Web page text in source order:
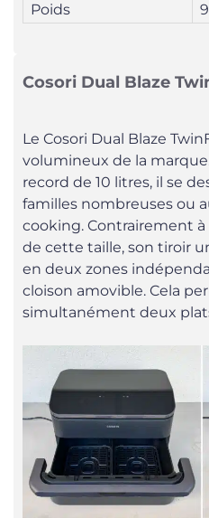
Poids
Cosori Dual Blaze
Le Cosori Dual Blaze
volumineux de la
record de 10 litres, il se
familles nombreuses ou
cooking. Contrairement
de cette taille, son tiroir
en deux zones
cloison amovible. Cela
simultanément deux